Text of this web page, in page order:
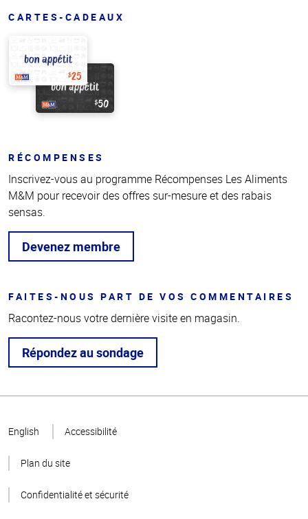
CARTES-CADEAUX
RÉCOMPENSES
Inscrivez-vous au programme Récompenses Les Aliments
M&M pour recevoir des offres sur-mesure et des rabais
sensas.
Devenez membre
FAITES-NOUS PART DE VOS COMMENTAIRES
Racontez-nous votre dernière visite en magasin.
Répondez au sondage
page
English Accessibilité
Plan du site
Confidentialité et sécurité